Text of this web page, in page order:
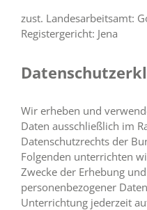
zust. Landesarbeitsamt:
Registergericht: Jena
Wir erheben und
Daten ausschließlich im
Datenschutzrechts der
Folgenden unterrichten
Zwecke der Erhebung
personenbezogener
Unterrichtung jederzeit